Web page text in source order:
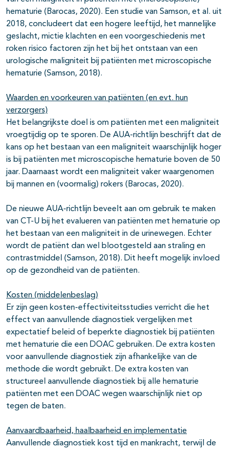
hematurie (Barocas, 2020). Een studie van Samson, et al. uit
2018, concludeert dat een hogere leeftijd, het mannelijke
geslacht, mictie klachten en een voorgeschiedenis met
roken risico factoren zijn het bij het ontstaan van een
urologische maligniteit bij patiënten met microscopische
hematurie (Samson, 2018).
Waarden en voorkeuren van patiënten (en evt. hun
verzorgers)
Het belangrijkste doel is om patiënten met een maligniteit
vroegtijdig op te sporen. De AUA-richtlijn beschrijft dat de
kans op het bestaan van een maligniteit waarschijnlijk hoger
is bij patiënten met microscopische hematurie boven de 50
jaar. Daarnaast wordt een maligniteit vaker waargenomen
bij mannen en (voormalig) rokers (Barocas, 2020).
De nieuwe AUA-richtlijn beveelt aan om gebruik te maken
van CT-U bij het evalueren van patiënten met hematurie op
het bestaan van een maligniteit in de urinewegen. Echter
wordt de patiënt dan wel blootgesteld aan straling en
contrastmiddel (Samson, 2018). Dit heeft mogelijk invloed
op de gezondheid van de patiënten.
Kosten (middelenbeslag)
Er zijn geen kosten-effectiviteitsstudies verricht die het
effect van aanvullende diagnostiek vergelijken met
expectatief beleid of beperkte diagnostiek bij patiënten
met hematurie die een DOAC gebruiken. De extra kosten
voor aanvullende diagnostiek zijn afhankelijke van de
methode die wordt gebruikt. De extra kosten van
structureel aanvullende diagnostiek bij alle hematurie
patiënten met een DOAC wegen waarschijnlijk niet op
tegen de baten.
Aanvaardbaarheid, haalbaarheid en implementatie
Aanvullende diagnostiek kost tijd en mankracht, terwijl de